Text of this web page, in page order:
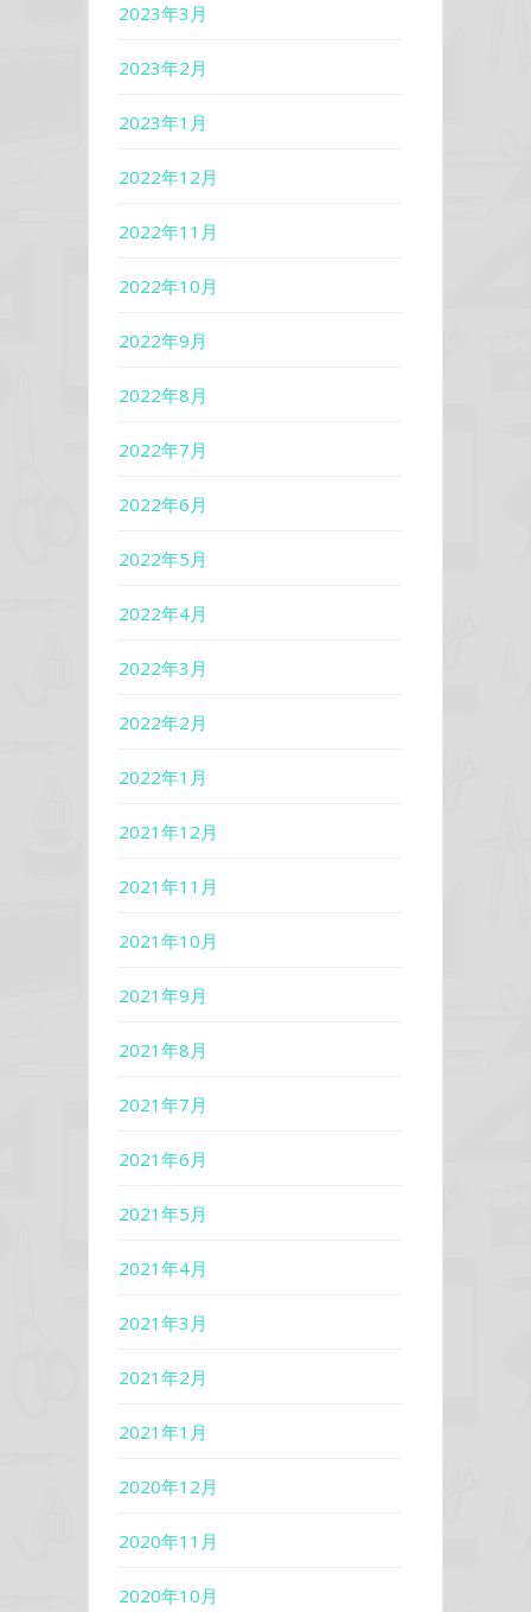
2023年3月
2023年2月
2023年1月
2022年12月
2022年11月
2022年10月
2022年9月
2022年8月
2022年7月
2022年6月
2022年5月
2022年4月
2022年3月
2022年2月
2022年1月
2021年12月
2021年11月
2021年10月
2021年9月
2021年8月
2021年7月
2021年6月
2021年5月
2021年4月
2021年3月
2021年2月
2021年1月
2020年12月
2020年11月
2020年10月